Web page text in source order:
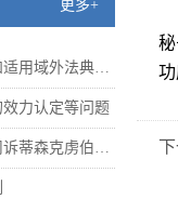
更多+
域外法典型...
力认定等问题
森克虏伯冶...